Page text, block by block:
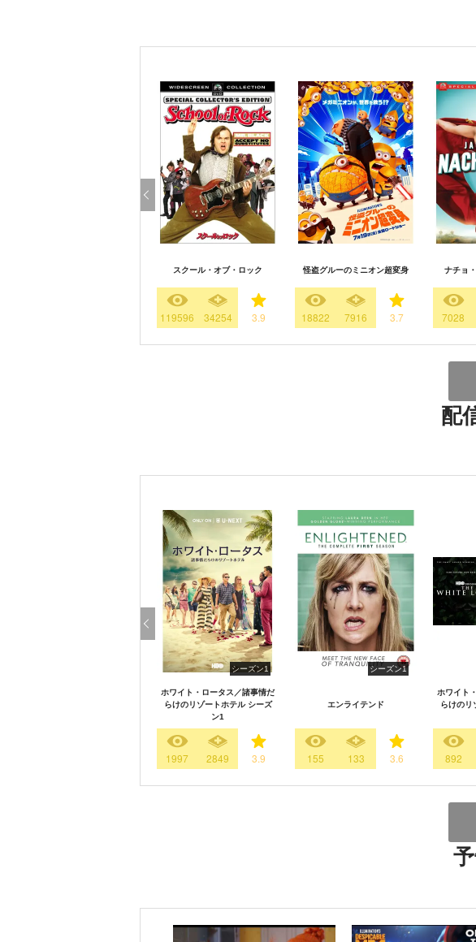
スクール・オブ・ロック
119596 34254 3.9
怪盗グルーのミニオン超変身
18822 7916 3.7
ナチョ
7028
配
シーズン1
ホワイト・ロータス／諸事情だ
らけのリゾートホテル シーズ
ン1
1997 2849 3.9
シーズン1
エンライテンド
155 133 3.6
ホワイト
らけのリ
892